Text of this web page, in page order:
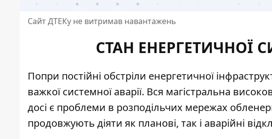
Сайт ДТЕКу не витримав навантажень
СТАН ЕНЕРГЕТИЧНОЇ
Попри постійні обстріли енергетичної
важкої системної аварії. Вся магістральна
досі є проблеми в розподільчих мережах
продовжують діяти як планові, так і аварійні